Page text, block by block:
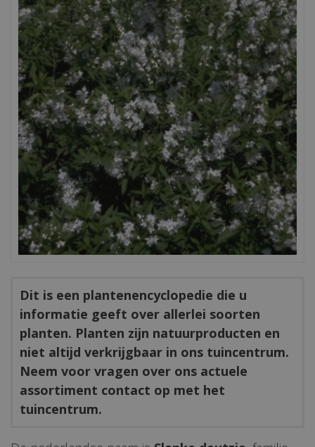
Dit is een plantenencyclopedie die u
informatie geeft over allerlei soorten
planten. Planten zijn natuurproducten en
niet altijd verkrijgbaar in ons tuincentrum.
Neem voor vragen over ons actuele
assortiment contact op met het
tuincentrum.